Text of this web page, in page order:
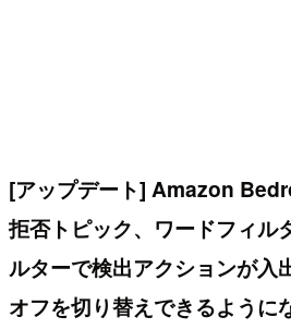
[アップデート] Amazon
拒否トピック、ワードフィル
ルターで検出アクションが入
オフを切り替えできるように